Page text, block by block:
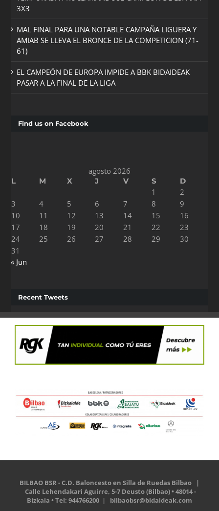
3X3
MAL FINAL PARA UNA NOTABLE CAMPAÑA LIGUERA Y
AMIAB SE LLEVA EL BRONCE DE LA COMPETICION (71-
61)
EL CAMPEÓN DE EUROPA IMPIDE A BBK BIDAIDEAK
PASAR A LA FINAL DE LA LIGA
Find us on Facebook
agosto 2026
L M X J V S D
1
2
3
4 5 6 7 8
9
10
11 12 13 14 15
16
17
18 19 20 21 22
23
24
25 26 27 28 29
30
31
« Jun
Recent Tweets
BILBAO BSR - C.D. Baloncesto en Silla de Ruedas Bilbao |
Calle Lehendakari Aguirre, 5-7 Deusto (Bilbao) • 48014 -
Bizkaia • Tel: 944766200 | bilbaobsr@bidaideak.com